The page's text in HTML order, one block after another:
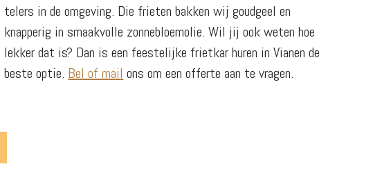
telers in de omgeving. Die frieten bakken wij goudgeel en
knapperig in smaakvolle zonnebloemolie. Wil jij ook weten hoe
lekker dat is? Dan is een feestelijke frietkar huren in Vianen de
beste optie. Bel of mail ons om een offerte aan te vragen.